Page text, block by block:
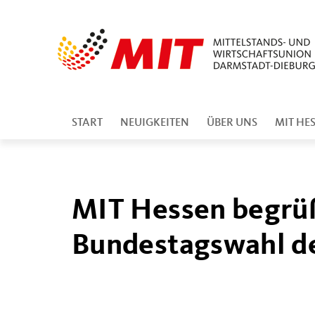
START NEUIGKEITEN ÜBER UNS MIT
MIT Hessen
Bundestagswahl